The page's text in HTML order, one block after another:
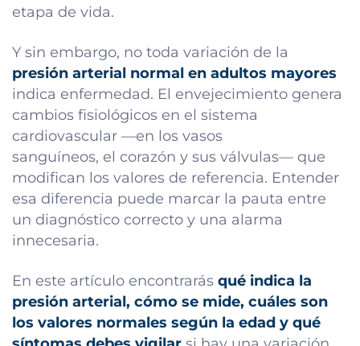
etapa de vida.
Y sin embargo, no toda variación de la
presión arterial normal en adultos mayores
indica enfermedad. El envejecimiento genera
cambios fisiológicos en el sistema
cardiovascular —en los vasos
sanguíneos, el corazón y sus válvulas— que
modifican los valores de referencia. Entender
esa diferencia puede marcar la pauta entre
un diagnóstico correcto y una alarma
innecesaria.
En este artículo encontrarás qué indica la
presión arterial, cómo se mide, cuáles son
los valores normales según la edad y qué